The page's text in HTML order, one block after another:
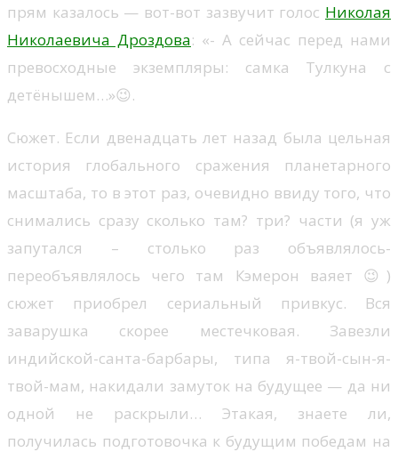
прям казалось — вот-вот зазвучит голос Николая
Николаевича Дроздова: «- А сейчас перед нами
превосходные экземпляры: самка Тулкуна с
детёнышем…»😉.
Сюжет. Если двенадцать лет назад была цельная
история глобального сражения планетарного
масштаба, то в этот раз, очевидно ввиду того, что
снимались сразу сколько там? три? части (я уж
запутался – столько раз объявлялось-
переобъявлялось чего там Кэмерон ваяет 😉)
сюжет приобрел сериальный привкус. Вся
заварушка скорее местечковая. Завезли
индийской-санта-барбары, типа я-твой-сын-я-
твой-мам, накидали замуток на будущее — да ни
одной не раскрыли… Этакая, знаете ли,
получилась подготовочка к будущим победам на